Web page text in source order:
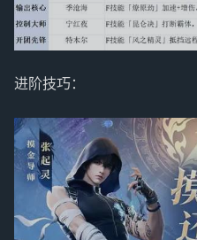
进阶技巧：